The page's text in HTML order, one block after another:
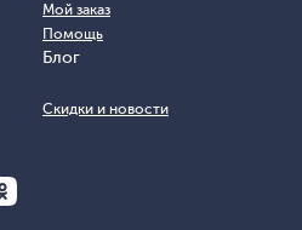
Мой заказ
Помощь
Блог
Скидки и новости